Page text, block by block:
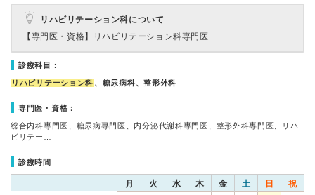
リハビリテーション科について
【専門医・資格】
リハビリテーション科専門医
診療科目：
リハビリテーション科 、糖尿病科、整形外科
専門医・資格：
総合内科専門医、糖尿病専門医、内分泌代謝科専門医、整形外科専門医、リハ
ビリテー…
診療時間
月 火 水 木 金 土 日 祝